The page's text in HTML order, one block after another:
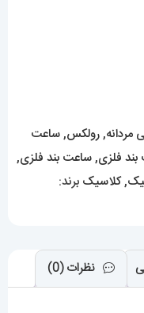
,رولکس,ساعت
فلزی,ساعت بند فلزی,
,کلاسیک برند:
نظرات (0)